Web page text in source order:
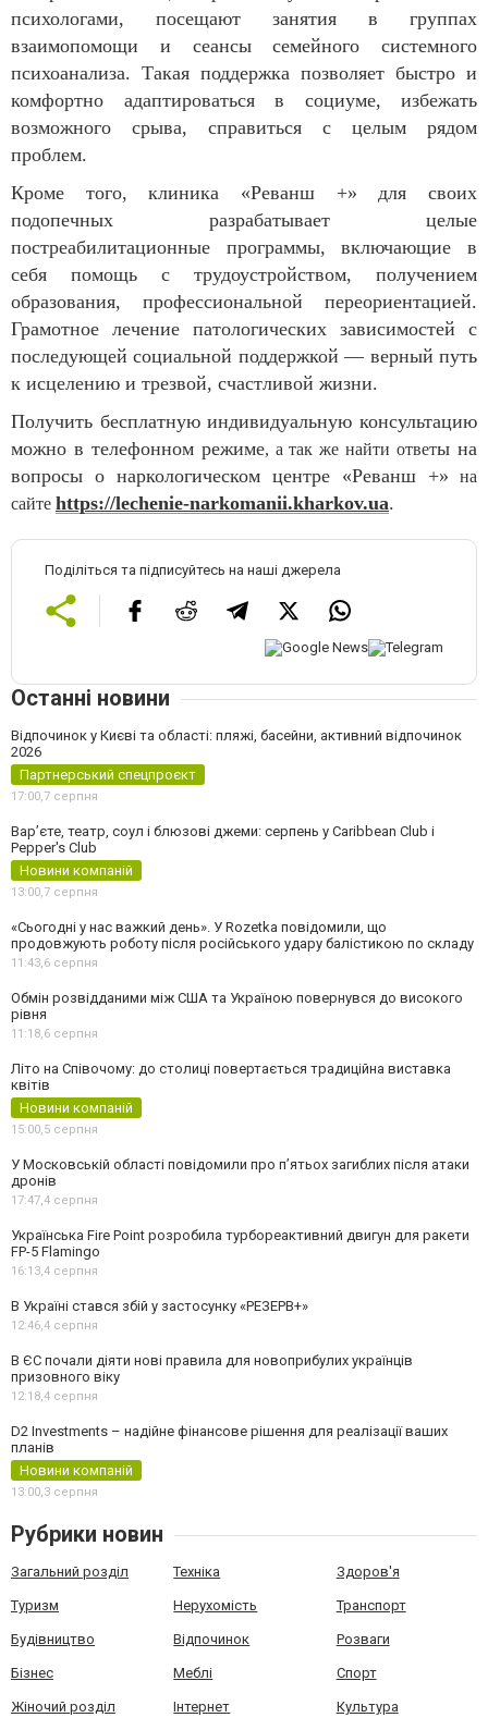
психологами, посещают занятия в группах
взаимопомощи и сеансы семейного системного
психоанализа. Такая поддержка позволяет быстро и
комфортно адаптироваться в социуме, избежать
возможного срыва, справиться с целым рядом
проблем.
Кроме того, клиника «Реванш +» для своих
подопечных разрабатывает целые
постреабилитационные программы, включающие в
себя помощь с трудоустройством, получением
образования, профессиональной переориентацией.
Грамотное лечение патологических зависимостей с
последующей социальной поддержкой — верный путь
к исцелению и трезвой, счастливой жизни.
Получить бесплатную индивидуальную консультацию
можно в телефонном режиме, а так же найти ответы на
вопросы о наркологическом центре «Реванш +» на
сайте https://lechenie-narkomanii.kharkov.ua.
Поділіться та підписуйтесь на наші джерела
Останні новини
Відпочинок у Києві та області: пляжі, басейни, активний відпочинок
2026
Партнерський спецпроєкт
17:00,7 серпня
Вар’єте, театр, соул і блюзові джеми: серпень у Caribbean Club і
Pepper's Club
Новини компаній
13:00,7 серпня
«Сьогодні у нас важкий день». У Rozetka повідомили, що
продовжують роботу після російського удару балістикою по складу
11:43,6 серпня
Обмін розвідданими між США та Україною повернувся до високого
рівня
11:18,6 серпня
Літо на Співочому: до столиці повертається традиційна виставка
квітів
Новини компаній
15:00,5 серпня
У Московській області повідомили про п’ятьох загиблих після атаки
дронів
17:47,4 серпня
Українська Fire Point розробила турбореактивний двигун для ракети
FP-5 Flamingo
16:13,4 серпня
В Україні стався збій у застосунку «РЕЗЕРВ+»
12:46,4 серпня
В ЄС почали діяти нові правила для новоприбулих українців
призовного віку
12:18,4 серпня
D2 Investments – надійне фінансове рішення для реалізації ваших
планів
Новини компаній
13:00,3 серпня
Рубрики новин
Загальний розділ Техніка Здоров'я
Туризм Нерухомість Транспорт
Будівництво Відпочинок Розваги
Бізнес Меблі Спорт
Жіночий розділ Інтернет Культура